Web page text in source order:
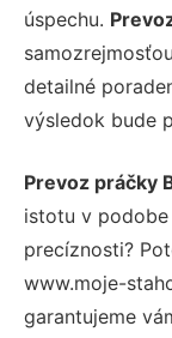
úspechu.
detailné
výsledok bude
Prevoz práčky
istotu v
precíznosti?
www.moje-
garantujeme